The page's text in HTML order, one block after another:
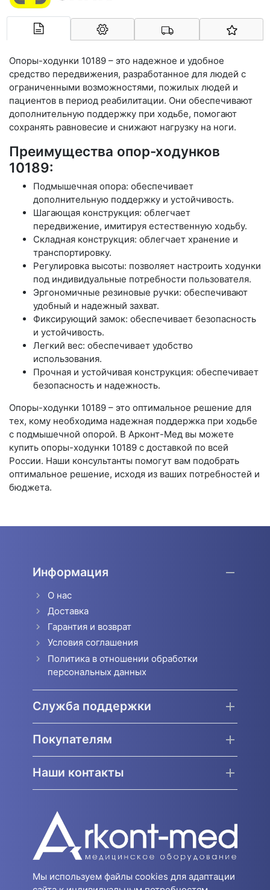
Опоры-ходунки 10189 – это надежное и удобное
средство передвижения, разработанное для людей с
ограниченными возможностями, пожилых людей и
пациентов в период реабилитации. Они обеспечивают
дополнительную поддержку при ходьбе, помогают
сохранять равновесие и снижают нагрузку на ноги.
Преимущества опор-ходунков
10189:
Подмышечная опора: обеспечивает
дополнительную поддержку и устойчивость.
Шагающая конструкция: облегчает
передвижение, имитируя естественную ходьбу.
Складная конструкция: облегчает хранение и
транспортировку.
Регулировка высоты: позволяет настроить ходунки
под индивидуальные потребности пользователя.
Эргономичные резиновые ручки: обеспечивают
удобный и надежный захват.
Фиксирующий замок: обеспечивает безопасность
и устойчивость.
Легкий вес: обеспечивает удобство
использования.
Прочная и устойчивая конструкция: обеспечивает
безопасность и надежность.
Опоры-ходунки 10189 – это оптимальное решение для
тех, кому необходима надежная поддержка при ходьбе
с подмышечной опорой. В Арконт-Мед вы можете
купить опоры-ходунки 10189 с доставкой по всей
России. Наши консультанты помогут вам подобрать
оптимальное решение, исходя из ваших потребностей и
бюджета.
Информация
О нас
Доставка
Гарантия и возврат
Условия соглашения
Политика в отношении обработки
персональных данных
Служба поддержки
Покупателям
Наши контакты
Мы используем файлы cookies для адаптации